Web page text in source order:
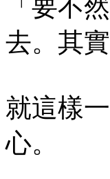
「要不
去。其
就這樣
心。